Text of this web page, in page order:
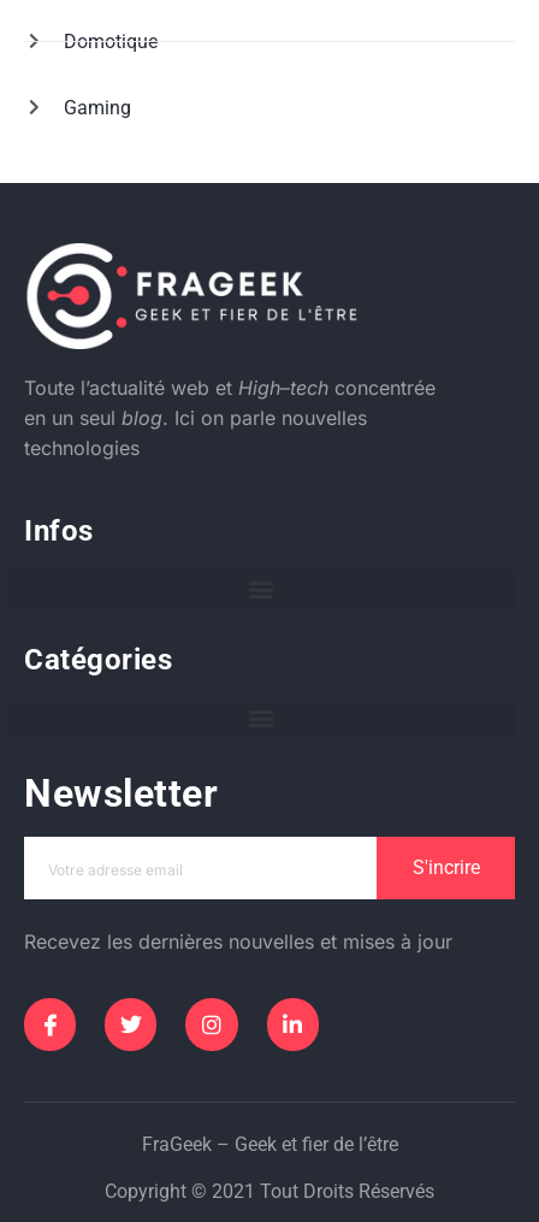
Domotique
Gaming
Toute l’actualité web et High–tech concentrée
en un seul blog. Ici on parle nouvelles
technologies
Infos
Catégories
Newsletter
S'incrire
Recevez les dernières nouvelles et mises à jour
FraGeek – Geek et fier de l’être
Copyright © 2021 Tout Droits Réservés